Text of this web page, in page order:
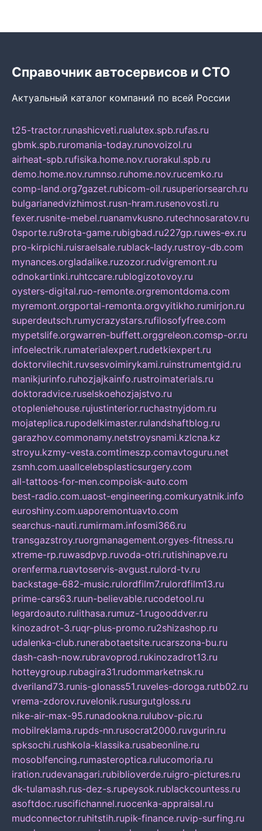
Справочник автосервисов и СТО
Актуальный каталог компаний по всей России
t25-tractor.runashicveti.rualutex.spb.rufas.ru
gbmk.spb.ruromania-today.runovoizol.ru
airheat-spb.rufisika.home.nov.ruorakul.spb.ru
demo.home.nov.rumnso.ruhome.nov.rucemko.ru
comp-land.org7gazet.rubicom-oil.rusuperiorsearch.ru
bulgarianedvizhimost.rusn-hram.rusenovosti.ru
fexer.rusnite-mebel.ruanamvkusno.rutechnosaratov.ru
0sporte.ru9rota-game.rubigbad.ru227gp.ruwes-ex.ru
pro-kirpichi.ruisraelsale.rublack-lady.rustroy-db.com
mynances.orgladalike.ruzozor.rudvigremont.ru
odnokartinki.ruhtccare.rublogizotovoy.ru
oysters-digital.ruo-remonte.orgremontdoma.com
myremont.orgportal-remonta.orgvyitikho.rumirjon.ru
superdeutsch.rumycrazystars.rufilosofyfree.com
mypetslife.orgwarren-buffett.orggreleon.comsp-or.ru
infoelectrik.rumaterialexpert.rudetkiexpert.ru
doktorvilechit.ruvsesvoimirykami.ruinstrumentgid.ru
manikjurinfo.ruhozjajkainfo.rustroimaterials.ru
doktoradvice.ruselskoehozjajstvo.ru
otopleniehouse.rujustinterior.ruchastnyjdom.ru
mojateplica.rupodelkimaster.rulandshaftblog.ru
garazhov.commonamy.netstroysnami.kzlcna.kz
stroyu.kzmy-vesta.comtimeszp.comavtoguru.net
zsmh.com.uaallcelebsplasticsurgery.com
all-tattoos-for-men.compoisk-auto.com
best-radio.com.uaost-engineering.comkuryatnik.info
euroshiny.com.uaporemontuavto.com
searchus-nauti.rumirmam.infosmi366.ru
transgazstroy.ruorgmanagement.orgyes-fitness.ru
xtreme-rp.ruwasdpvp.ruvoda-otri.rutishinapve.ru
orenferma.ruavtoservis-avgust.rulord-tv.ru
backstage-682-music.rulordfilm7.rulordfilm13.ru
prime-cars63.ruun-believable.rucodetool.ru
legardoauto.rulithasa.rumuz-1.rugooddver.ru
kinozadrot-3.ruqr-plus-promo.ru2shizashop.ru
udalenka-club.runerabotaetsite.rucarszona-bu.ru
dash-cash-now.rubravoprod.rukinozadrot13.ru
hotteygroup.rubagira31.rudommarketnsk.ru
dveriland73.runis-glonass51.ruveles-doroga.rutb02.ru
vrema-zdorov.ruvelonik.rusurgutgloss.ru
nike-air-max-95.runadookna.rulubov-pic.ru
mobilreklama.rupds-nn.rusocrat2000.ruvgurin.ru
spksochi.rushkola-klassika.rusabeonline.ru
mosoblfencing.rumasteroptica.rulucomoria.ru
iration.rudevanagari.rubiblioverde.ruigro-pictures.ru
dk-tulamash.rus-dez-s.rupeysok.rublackcountess.ru
asoftdoc.ruscifichannel.ruocenka-appraisal.ru
mudconnector.ruhitstih.rupik-finance.ruvip-surfing.ru